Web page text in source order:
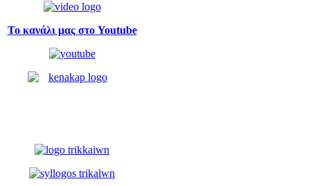
Το κανάλι μας στο Youtube